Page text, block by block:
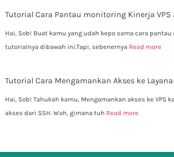
Tutorial Cara Pantau monitoring Kinerja VPS
Hai, Sob! Buat kamu yang udah kepo sama cara
tutorialnya dibawah ini.Tapi, sebenernya Read more
Tutorial Cara Mengamankan Akses ke
Hai, Sob! Tahukah kamu, Mengamankan akses ke
akses dari SSH. Wah, gimana tuh Read more